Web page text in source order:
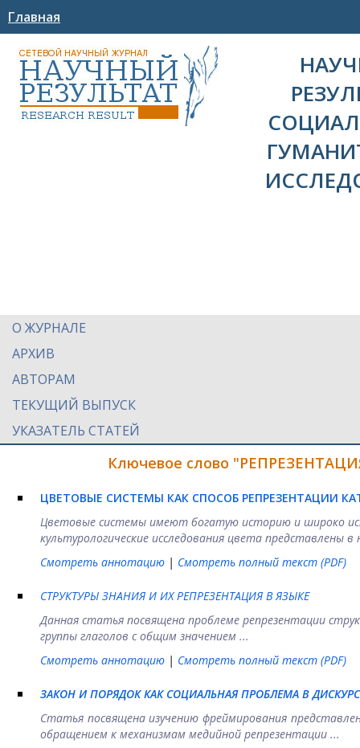
Главная
О ЖУРНАЛЕ
АРХИВ
АВТОРАМ
ТЕКУЩИЙ ВЫПУСК
УКАЗАТЕЛЬ СТАТЕЙ
Ключевое слово
ЦВЕТОВЫЕ СИСТЕМЫ КАК СПОСОБ РЕПРЕЗЕНТАЦИИ
Цветовые системы имеют богатую историю и широко
культурологические исследования цвета представлены
Смотреть аннотацию | Смотреть полный текст (PDF)
СТРУКТУРЫ ЗНАНИЯ И ИХ РЕПРЕЗЕНТАЦИЯ В ЯЗЫКЕ
Данная статья посвящена проблеме репрезентации
группы глаголов с общим значением ...
Смотреть аннотацию | Смотреть полный текст (PDF)
ЗАКОН И ПОРЯДОК КАК СОЦИАЛЬНАЯ ПРОБЛЕМА В
Статья посвящена изучению фреймирования
обращением к механизмам медийной репрезентации ...